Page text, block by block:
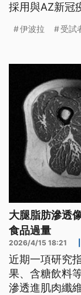
採用與AZ新冠
至今的病例累
威脅。
伊波拉 受試
大腿脂肪滲透
食品過量
2026/4/15 18:21
近期一項研究
果、含糖飲料
滲透進肌肉纖